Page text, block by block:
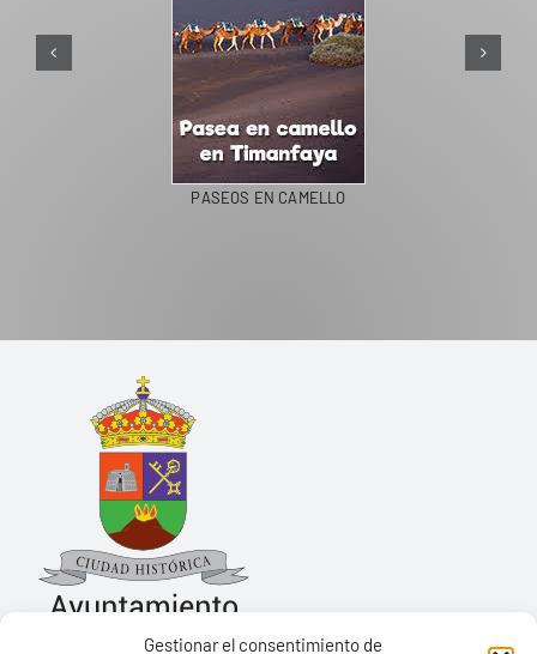
Gestionar el consentimiento de
PASEOS EN CAMELLO